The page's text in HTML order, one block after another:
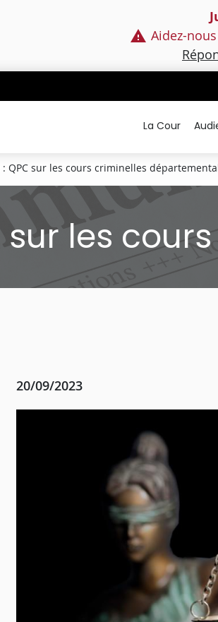
Aidez-
La Cour
: QPC sur les cours criminelles
sur les
20/09/2023